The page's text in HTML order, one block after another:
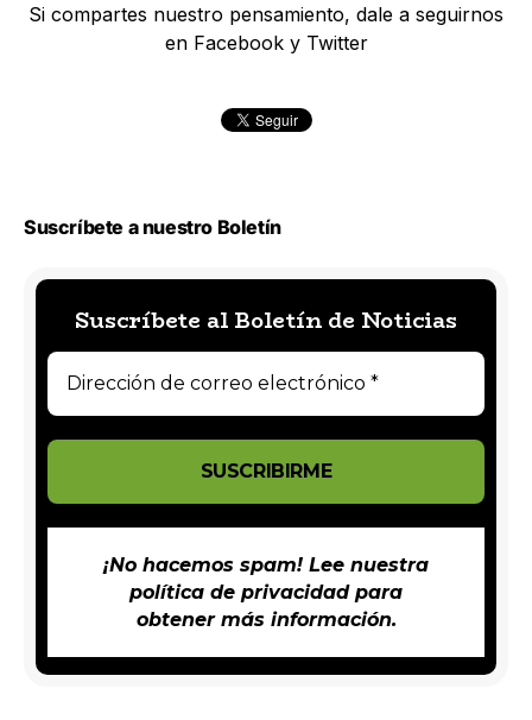
Si compartes nuestro pensamiento, dale a seguirnos
en Facebook y Twitter
Suscríbete a nuestro Boletín
Suscríbete al Boletín de Noticias
¡No hacemos spam! Lee nuestra
política de privacidadpara
obtener más información.